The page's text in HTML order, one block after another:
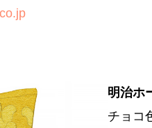
明治ホ
チョコ